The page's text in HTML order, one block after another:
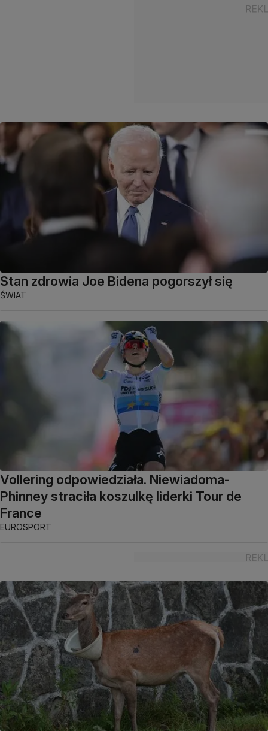
Stan zdrowia Joe Bidena pogorszył się
ŚWIAT
Vollering odpowiedziała. Niewiadoma-
Phinney straciła koszulkę liderki Tour de
France
EUROSPORT